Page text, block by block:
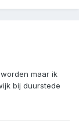
maar ik
bij duurstede